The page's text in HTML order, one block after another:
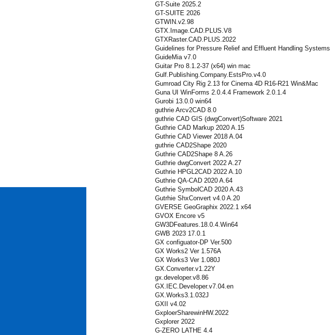
GT-Suite 2025.2
GT-SUITE 2026
GTWIN.v2.98
GTX.Image.CAD.PLUS.V8
GTXRaster.CAD.PLUS.2022
Guidelines for Pressure Relief and Effluent Handling Systems
GuideMia v7.0
Guitar Pro 8.1.2-37 (x64) win mac
Gulf.Publishing.Company.EstsPro.v4.0
Gumroad City Rig 2.13 for Cinema 4D R16-R21 Win&Mac
Guna UI WinForms 2.0.4.4 Framework 2.0.1.4
Gurobi 13.0.0 win64
guthrie Arcv2CAD 8.0
guthrie CAD GIS (dwgConvert)Software 2021
Guthrie CAD Markup 2020 A.15
Guthrie CAD Viewer 2018 A.04
guthrie CAD2Shape 2020
Guthrie CAD2Shape 8 A.26
Guthrie dwgConvert 2022 A.27
Guthrie HPGL2CAD 2022 A.10
Guthrie QA-CAD 2020 A.64
Guthrie SymbolCAD 2020 A.43
Gutrhie ShxConvert v4.0 A.20
GVERSE GeoGraphix 2022.1 x64
GVOX Encore v5
GW3DFeatures.18.0.4.Win64
GWB 2023 17.0.1
GX configuator-DP Ver.500
GX Works2 Ver 1.576A
GX Works3 Ver 1.080J
GX.Converter.v1.22Y
gx.developer.v8.86
GX.IEC.Developer.v7.04.en
GX.Works3.1.032J
GXII v4.02
GxploerSharewinHW.2022
Gxplorer 2022
G-ZERO LATHE 4.4